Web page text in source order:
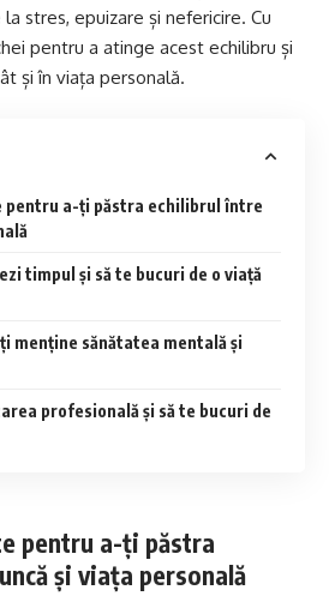
stres, epuizare și nefericire. Cu
pentru a atinge acest echilibru și
și în viața personală.
a-ți păstra echilibrul între
timpul și să te bucuri de o viață
menține sănătatea mentală și
profesională și să te bucuri de
pentru a-ți păstra
și viața personală